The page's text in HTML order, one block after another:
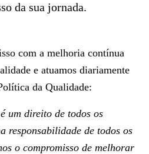
da sua jornada.
com a melhoria contínua
e atuamos diariamente
da Qualidade:
um direito de todos os
responsabilidade de todos os
o compromisso de melhorar